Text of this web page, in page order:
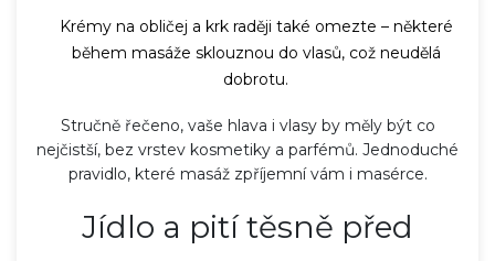
Krémy na obličej a krk raději také omezte – některé
během masáže sklouznou do vlasů, což neudělá
dobrotu.
Stručně řečeno, vaše hlava i vlasy by měly být co
nejčistší, bez vrstev kosmetiky a parfémů. Jednoduché
pravidlo, které masáž zpříjemní vám i masérce.
Jídlo a pití těsně před